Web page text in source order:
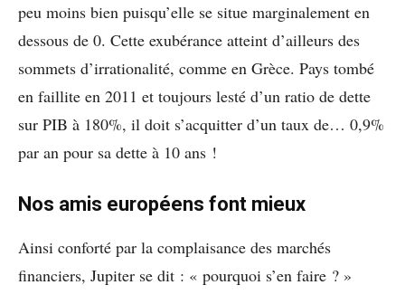
peu moins bien puisqu’elle se situe marginalement en
dessous de 0. Cette exubérance atteint d’ailleurs des
sommets d’irrationalité, comme en Grèce. Pays tombé
en faillite en 2011 et toujours lesté d’un ratio de dette
sur PIB à 180%, il doit s’acquitter d’un taux de… 0,9%
par an pour sa dette à 10 ans !
Nos amis européens font mieux
Ainsi conforté par la complaisance des marchés
financiers, Jupiter se dit : « pourquoi s’en faire ? »